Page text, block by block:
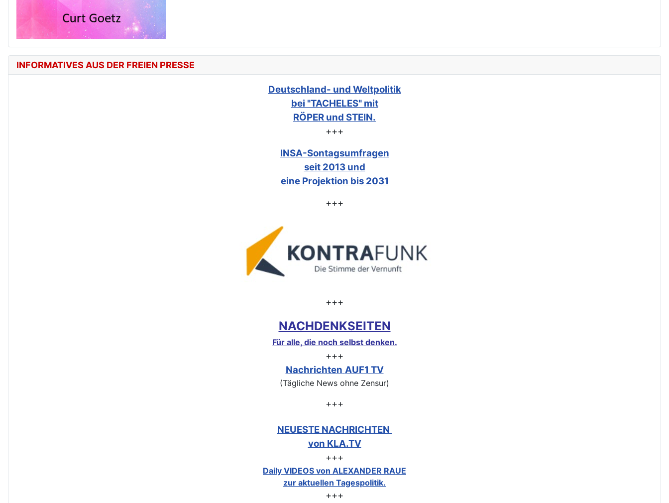
INFORMATIVES AUS DER FREIEN PRESSE
Deutschland- und Weltpolitik
bei "TACHELES" mit
RÖPER und STEIN.
+++
INSA-Sontagsumfragen
seit 2013 und
eine Projektion bis 2031
+++
+++
NACHDENKSEITEN
Für alle, die noch selbst denken.
+++
Nachrichten AUF1 TV
(Tägliche News ohne Zensur)
+++
NEUESTE NACHRICHTEN
von KLA.TV
+++
Daily VIDEOS von ALEXANDER RAUE
zur aktuellen Tagespolitik.
+++